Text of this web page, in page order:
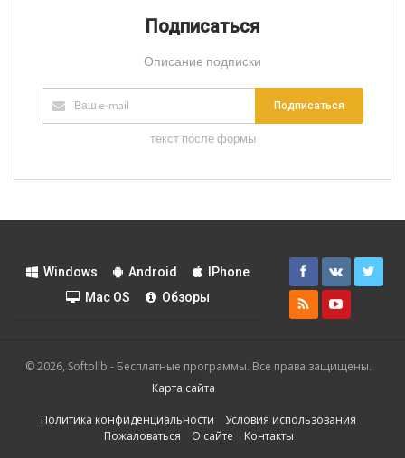
Подписаться
Описание подписки
Подписаться
текст после формы
Windows Android
IPhone
Mac OS
Обзоры
© 2026, Softolib - Бесплатные программы. Все права защищены.
Карта сайта
Политика конфиденциальности
Условия использования
Пожаловаться
О сайте Контакты